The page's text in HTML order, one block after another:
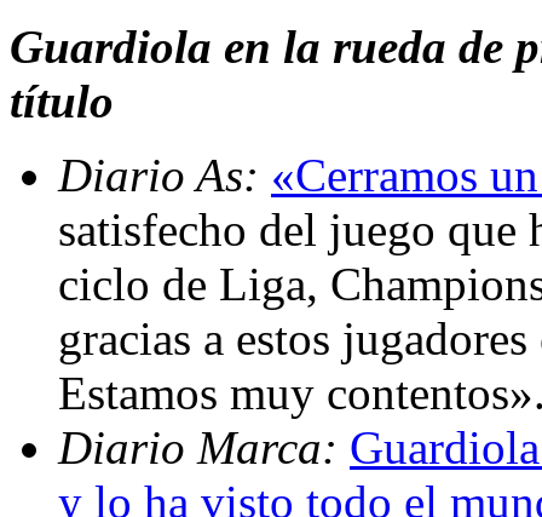
Guardiola en la rueda de
título
Diario As: «Cerramos
satisfecho del juego que
ciclo de Liga,
gracias a estos
Estamos muy
Diario Marca:
y lo ha visto todo el